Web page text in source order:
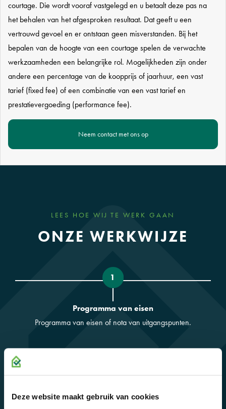
Deze website maakt gebruik van cookies
courtage. Die wordt vooraf vastgelegd en u betaalt deze pas na
het behalen van het afgesproken resultaat. Dat geeft u een
vertrouwd gevoel en er ontstaan geen misverstanden. Bij het
bepalen van de hoogte van een courtage spelen de verwachte
werkzaamheden een belangrijke rol. Mogelijkheden zijn onder
andere een percentage van de koopprijs of jaarhuur, een vast
tarief (fixed fee) of een combinatie van een vast tarief en
prestatievergoeding (performance fee).
Neem contact met ons op
LEES HOE WIJ TE WERK GAAN
ONZE WERKWIJZE
1
Programma van eisen
Programma van eisen of nota van uitgangspunten.